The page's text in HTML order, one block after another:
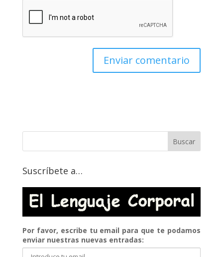
Suscríbete a…
Por favor, escribe tu email para que te podamos
enviar nuestras nuevas entradas: